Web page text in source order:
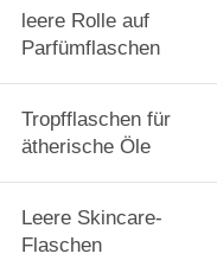
leere Rolle auf
Parfümflaschen
Tropfflaschen für
ätherische Öle
Leere Skincare-
Flaschen